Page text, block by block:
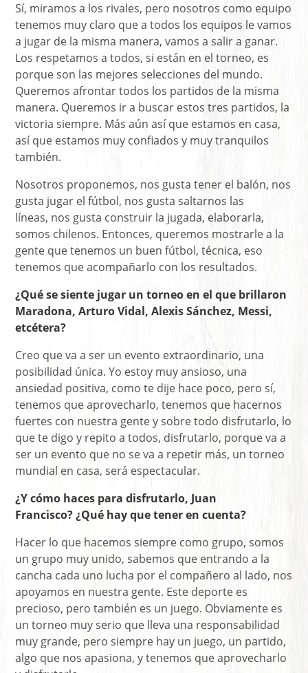
Sí, miramos a los rivales, pero nosotros como equipo
tenemos muy claro que a todos los equipos le vamos
a jugar de la misma manera, vamos a salir a ganar.
Los respetamos a todos, si están en el torneo, es
porque son las mejores selecciones del mundo.
Queremos afrontar todos los partidos de la misma
manera. Queremos ir a buscar estos tres partidos, la
victoria siempre. Más aún así que estamos en casa,
así que estamos muy confiados y muy tranquilos
también.
Nosotros proponemos, nos gusta tener el balón, nos
gusta jugar el fútbol, nos gusta saltarnos las
líneas, nos gusta construir la jugada, elaborarla,
somos chilenos. Entonces, queremos mostrarle a la
gente que tenemos un buen fútbol, técnica, eso
tenemos que acompañarlo con los resultados.
¿Qué se siente jugar un torneo en el que brillaron
Maradona, Arturo Vidal, Alexis Sánchez, Messi,
etcétera?
Creo que va a ser un evento extraordinario, una
posibilidad única. Yo estoy muy ansioso, una
ansiedad positiva, como te dije hace poco, pero sí,
tenemos que aprovecharlo, tenemos que hacernos
fuertes con nuestra gente y sobre todo disfrutarlo, lo
que te digo y repito a todos, disfrutarlo, porque va a
ser un evento que no se va a repetir más, un torneo
mundial en casa, será espectacular.
¿Y cómo haces para disfrutarlo, Juan
Francisco? ¿Qué hay que tener en cuenta?
Hacer lo que hacemos siempre como grupo, somos
un grupo muy unido, sabemos que entrando a la
cancha cada uno lucha por el compañero al lado, nos
apoyamos en nuestra gente. Este deporte es
precioso, pero también es un juego. Obviamente es
un torneo muy serio que lleva una responsabilidad
muy grande, pero siempre hay un juego, un partido,
algo que nos apasiona, y tenemos que aprovecharlo